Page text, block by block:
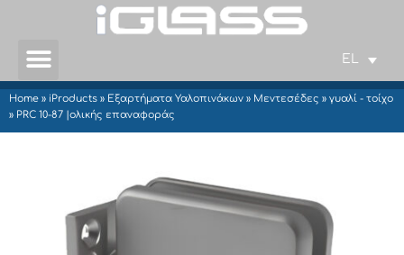
EL
Home » iProducts » Εξαρτήματα Υαλοπινάκων » Μεντεσέδες » γυαλί - τοίχο
» PRC 10-87 |ολικής επαναφοράς